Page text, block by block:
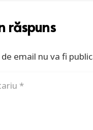
răspuns
email nu va fi